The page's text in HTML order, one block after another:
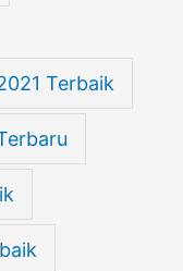
Terbaik